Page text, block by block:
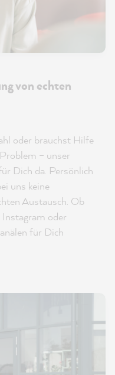
von echten
oder brauchst Hilfe
– unser
Dich da. Persönlich
uns keine
Austausch. Ob
oder
für Dich